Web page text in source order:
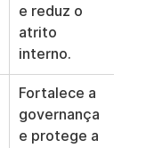
e reduz o
atrito
interno.
Fortalece a
governança
e protege a